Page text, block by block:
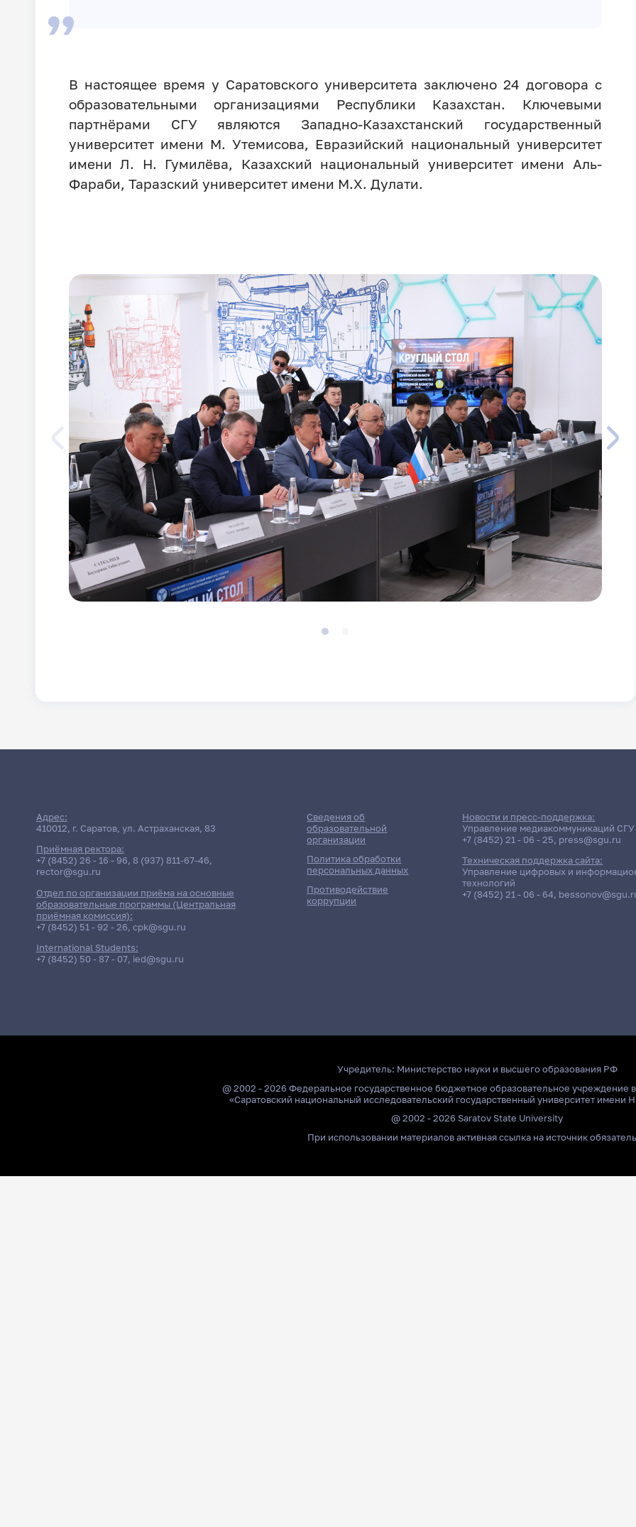
В настоящее время у Саратовского университета заключено 24 договора с
образовательными организациями Республики Казахстан. Ключевыми
партнёрами СГУ являются Западно-Казахстанский государственный
университет имени М. Утемисова, Евразийский национальный университет
имени Л. Н. Гумилёва, Казахский национальный университет имени Аль-
Фараби, Таразский университет имени М.Х. Дулати.
Адрес:
410012, г. Саратов, ул. Астраханская, 83
Приёмная ректора:
+7 (8452) 26 - 16 - 96, 8 (937) 811-67-46,
rector@sgu.ru
Отдел по организации приёма на основные
образовательные программы (Центральная
приёмная комиссия):
+7 (8452) 51 - 92 - 26, cpk@sgu.ru
International Students:
+7 (8452) 50 - 87 - 07, ied@sgu.ru
Сведения об
образовательной
организации
Политика обработки
персональных данных
Противодействие
коррупции
Новости и пресс-поддержка:
Управление медиакоммуникаций СГУ
+7 (8452) 21 - 06 - 25, press@sgu.ru
Техническая поддержка сайта:
Управление цифровых и
технологий
+7 (8452) 21 - 06 - 64,
Учредитель: Министерство науки и высшего образования РФ
@ 2002 - 2026 Федеральное государственное бюджетное образовательное учреждение
«Саратовский национальный исследовательский государственный университет имени
@ 2002 - 2026 Saratov State University
При использовании материалов активная ссылка на источник